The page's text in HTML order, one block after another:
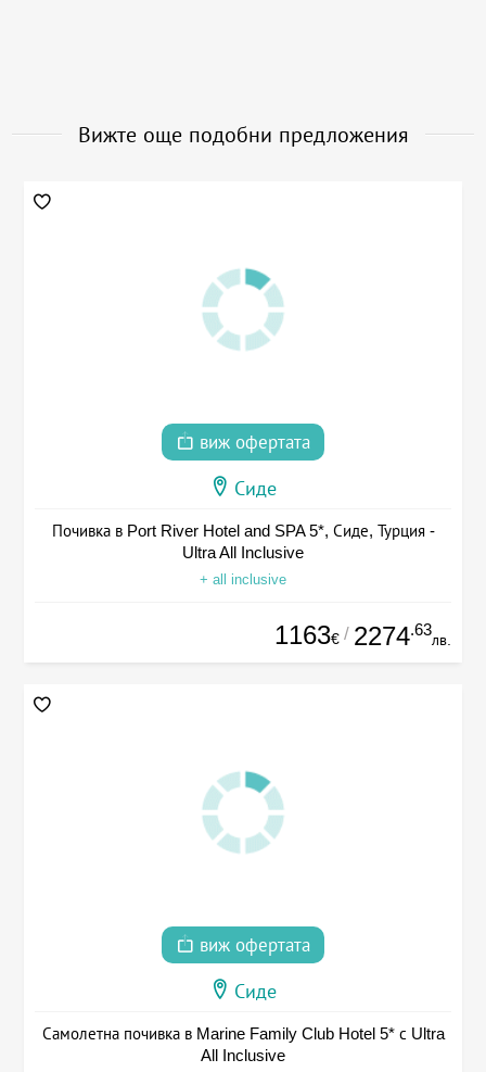
Вижте още подобни предложения
виж офертата
Сиде
Почивка в Port River Hotel and SPA 5*, Сиде, Турция -
Ultra All Inclusive
+ all inclusive
1163€ / 2274.63
лв.
виж офертата
Сиде
Самолетна почивка в Marine Family Club Hotel 5* с Ultra
All Inclusive